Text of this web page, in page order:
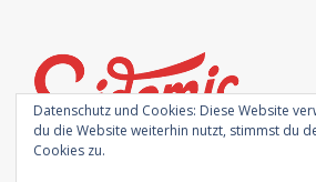
Datenschutz und Cookies: Diese Website
du die Website weiterhin nutzt, stimmst du
Cookies zu.